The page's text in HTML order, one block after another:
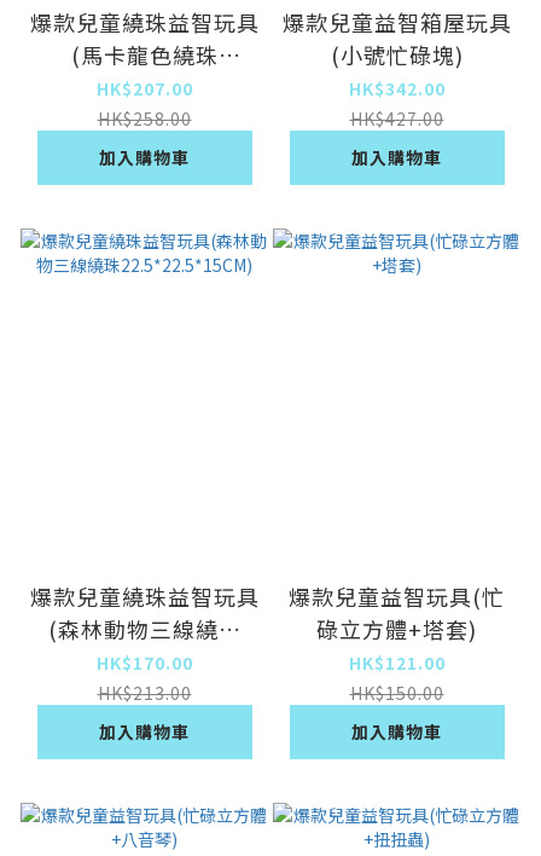
爆款兒童繞珠益智玩具
(馬卡龍色繞珠
31*26**25CM)
HK$207.00
HK$258.00
加入購物車
爆款兒童益智箱屋玩具
(小號忙碌塊)
HK$342.00
HK$427.00
加入購物車
爆款兒童繞珠益智玩具
(森林動物三線繞珠
22.5*22.5*15CM)
HK$170.00
HK$213.00
加入購物車
爆款兒童益智玩具(忙
碌立方體+塔套)
HK$121.00
HK$150.00
加入購物車